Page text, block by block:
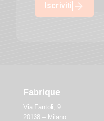
Iscriviti
Fabrique
Via Fantoli, 9
20138 – Milano